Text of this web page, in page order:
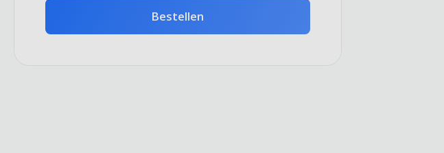
Bestellen